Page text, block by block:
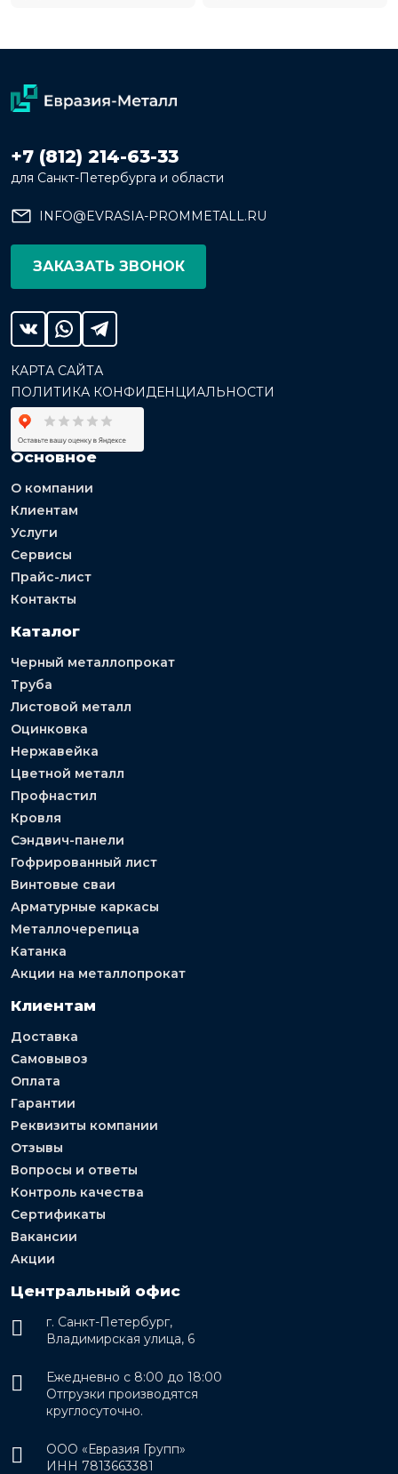
+7 (812) 214-63-33
для Санкт-Петербурга и области
INFO@EVRASIA-PROMMETALL.RU
ЗАКАЗАТЬ ЗВОНОК
КАРТА САЙТА
ПОЛИТИКА КОНФИДЕНЦИАЛЬНОСТИ
Основное
О компании
Клиентам
Услуги
Сервисы
Прайс-лист
Контакты
Каталог
Черный металлопрокат
Труба
Листовой металл
Оцинковка
Нержавейка
Цветной металл
Профнастил
Кровля
Сэндвич-панели
Гофрированный лист
Винтовые сваи
Арматурные каркасы
Металлочерепица
Катанка
Акции на металлопрокат
Клиентам
Доставка
Самовывоз
Оплата
Гарантии
Реквизиты компании
Отзывы
Вопросы и ответы
Контроль качества
Сертификаты
Вакансии
Акции
Центральный офис
г. Санкт-Петербург,
Владимирская улица, 6
Ежедневно с 8:00 до 18:00
Отгрузки производятся
круглосуточно.
ООО «Евразия Групп»
ИНН 7813663381